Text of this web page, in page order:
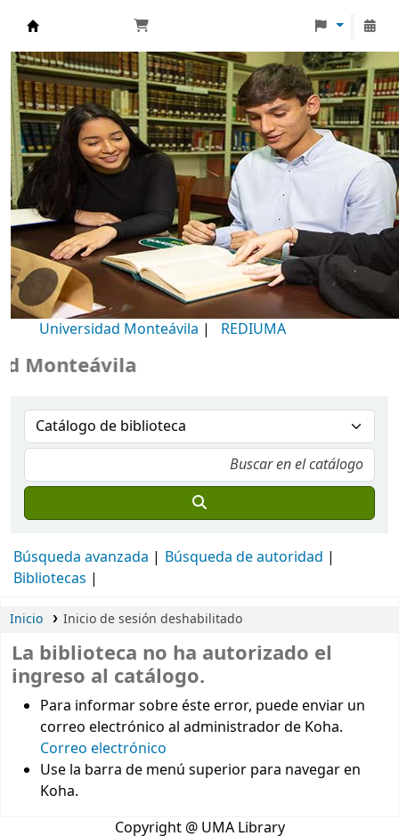
Biblioteca Universidad Monteávila
Universidad Monteávila | REDIUMA
Búsqueda avanzada
Búsqueda de autoridad
Bibliotecas
Inicio Inicio de sesión deshabilitado
La biblioteca no ha autorizado el
ingreso al catálogo.
Para informar sobre éste error, puede enviar un
correo electrónico al administrador de Koha.
Correo electrónico
Use la barra de menú superior para navegar en
Koha.
Copyright @ UMA Library